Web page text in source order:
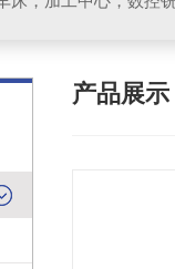
产品展示